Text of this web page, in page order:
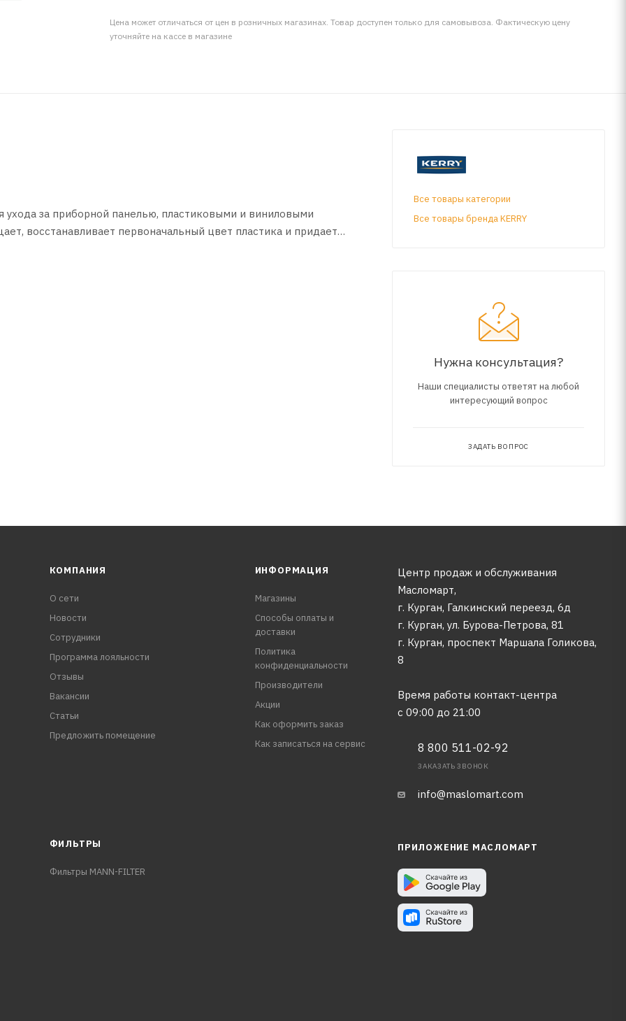
Цена может отличаться от цен в розничных магазинах. Товар доступен только для самовывоза. Фактическую цену
уточняйте на кассе в магазине
за приборной панелью, пластиковыми и виниловыми
восстанавливает первоначальный цвет пластика и придает
Все товары категории
Все товары бренда KERRY
Нужна консультация?
Наши специалисты ответят на любой
интересующий вопрос
ЗАДАТЬ ВОПРОС
КОМПАНИЯ
О сети
Новости
Сотрудники
Программа лояльности
Отзывы
Вакансии
Статьи
Предложить помещение
ИНФОРМАЦИЯ
Магазины
Способы оплаты и
доставки
Политика
конфиденциальности
Производители
Акции
Как оформить заказ
Как записаться на сервис
Центр продаж и обслуживания
Масломарт,
г. Курган, Галкинский переезд, 6д
г. Курган, ул. Бурова-Петрова, 81
г. Курган, проспект Маршала Голикова,
8
Время работы контакт-центра
с 09:00 до 21:00
8 800 511-02-92
ЗАКАЗАТЬ ЗВОНОК
info@maslomart.com
ФИЛЬТРЫ
Фильтры MANN-FILTER
ПРИЛОЖЕНИЕ МАСЛОМАРТ